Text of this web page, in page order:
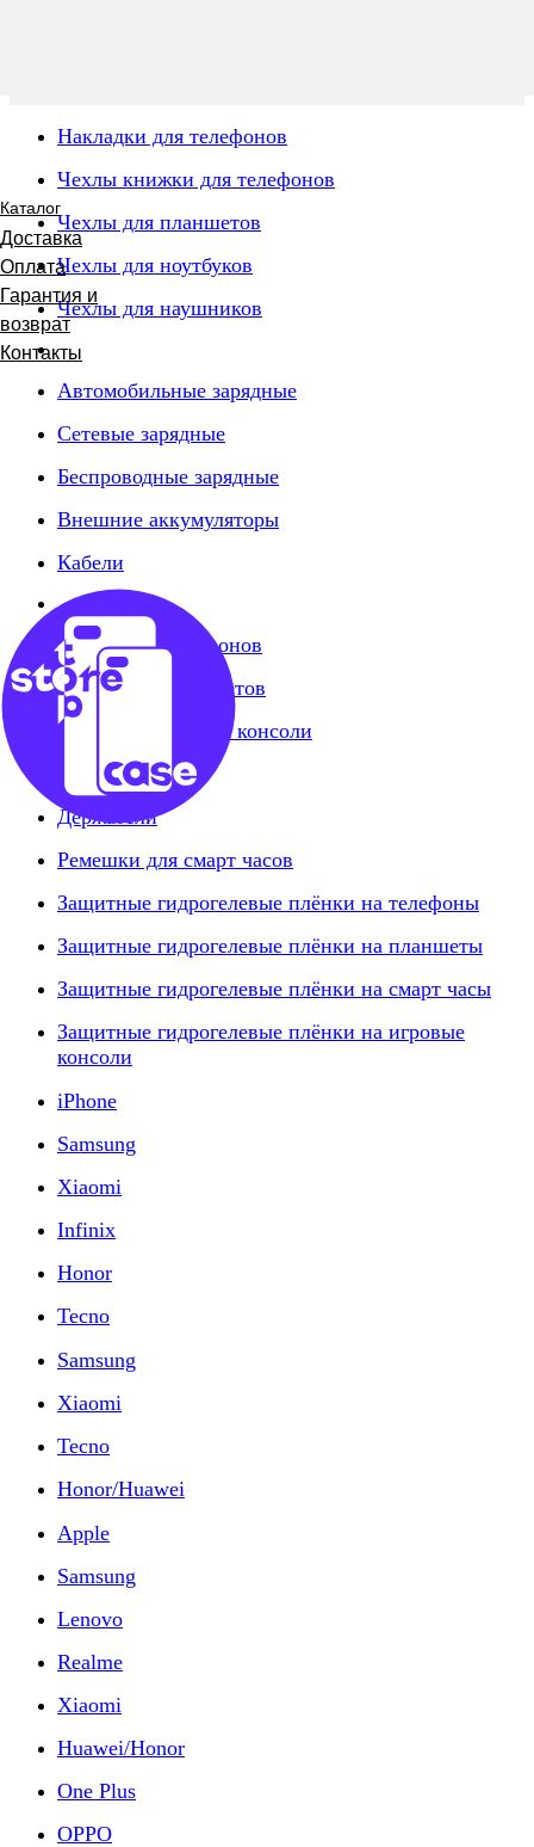
Каталог
Доставка
Оплата
Гарантия и
возврат
Контакты
Накладки для телефонов
Чехлы книжки для телефонов
Чехлы для планшетов
Чехлы для ноутбуков
Чехлы для наушников
Автомобильные зарядные
Сетевые зарядные
Беспроводные зарядные
Внешние аккумуляторы
Кабели
Стёкла для телефонов
Стёкла для планшетов
Стёкла на игровые консоли
Стилусы
Держатели
Ремешки для смарт часов
Защитные гидрогелевые плёнки на телефоны
Защитные гидрогелевые плёнки на планшеты
Защитные гидрогелевые плёнки на смарт часы
Защитные гидрогелевые плёнки на игровые
консоли
iPhone
Samsung
Xiaomi
Infinix
Honor
Tecno
Samsung
Xiaomi
Tecno
Honor/Huawei
Apple
Samsung
Lenovo
Realme
Xiaomi
Huawei/Honor
One Plus
OPPO